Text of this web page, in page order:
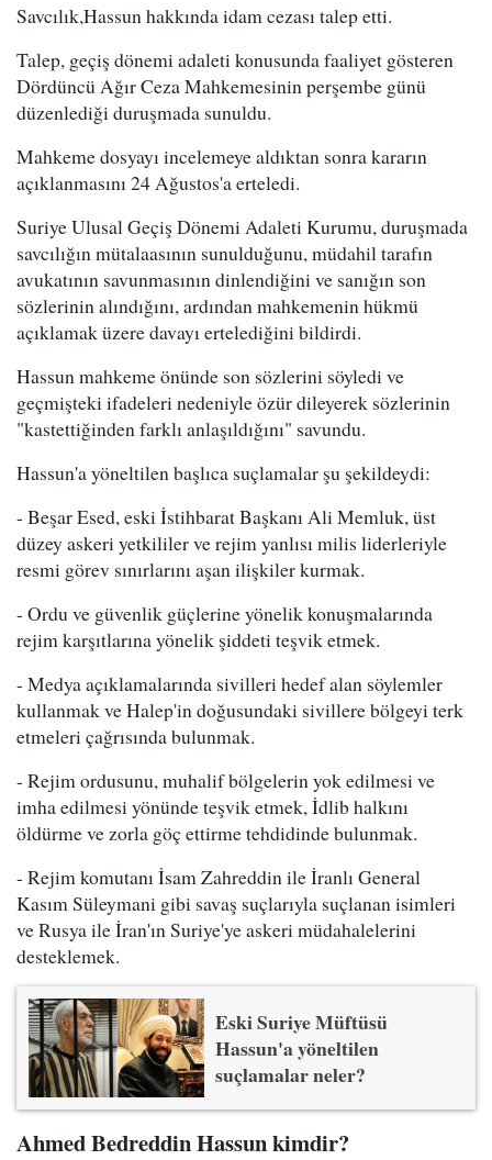
Savcılık,Hassun hakkında idam cezası talep etti.
Talep, geçiş dönemi adaleti konusunda faaliyet gösteren
Dördüncü Ağır Ceza Mahkemesinin perşembe günü
düzenlediği duruşmada sunuldu.
Mahkeme dosyayı incelemeye aldıktan sonra kararın
açıklanmasını 24 Ağustos'a erteledi.
Suriye Ulusal Geçiş Dönemi Adaleti Kurumu, duruşmada
savcılığın mütalaasının sunulduğunu, müdahil tarafın
avukatının savunmasının dinlendiğini ve sanığın son
sözlerinin alındığını, ardından mahkemenin hükmü
açıklamak üzere davayı ertelediğini bildirdi.
Hassun mahkeme önünde son sözlerini söyledi ve
geçmişteki ifadeleri nedeniyle özür dileyerek sözlerinin
"kastettiğinden farklı anlaşıldığını" savundu.
Hassun'a yöneltilen başlıca suçlamalar şu şekildeydi:
- Beşar Esed, eski İstihbarat Başkanı Ali Memluk, üst
düzey askeri yetkililer ve rejim yanlısı milis liderleriyle
resmi görev sınırlarını aşan ilişkiler kurmak.
- Ordu ve güvenlik güçlerine yönelik konuşmalarında
rejim karşıtlarına yönelik şiddeti teşvik etmek.
- Medya açıklamalarında sivilleri hedef alan söylemler
kullanmak ve Halep'in doğusundaki sivillere bölgeyi terk
etmeleri çağrısında bulunmak.
- Rejim ordusunu, muhalif bölgelerin yok edilmesi ve
imha edilmesi yönünde teşvik etmek, İdlib halkını
öldürme ve zorla göç ettirme tehdidinde bulunmak.
- Rejim komutanı İsam Zahreddin ile İranlı General
Kasım Süleymani gibi savaş suçlarıyla suçlanan isimleri
ve Rusya ile İran'ın Suriye'ye askeri müdahalelerini
desteklemek.
Eski Suriye Müftüsü
Hassun'a yöneltilen
suçlamalar neler?
Ahmed Bedreddin Hassun kimdir?